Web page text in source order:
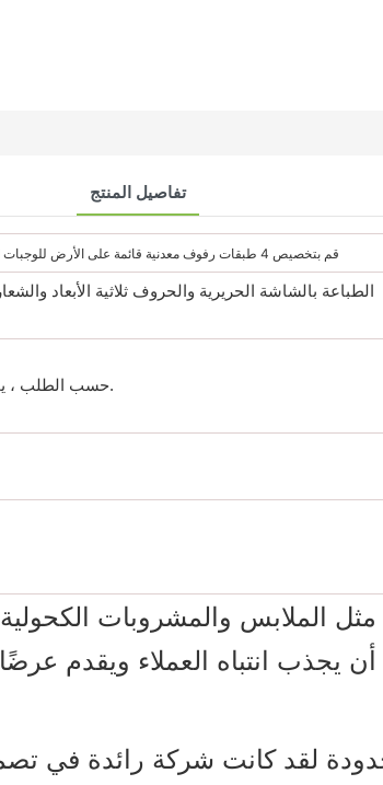
تفاصيل المنتج
الطباعة بالشاشة الحريرية والحروف ثلاثية الأبعاد
حسب الطلب ، يمكننا تخصيص الحجم والعمل به بناءً على منتجاتك.
الملابس والمشروبات الكحولية
لقد كانت شركة رائدة في